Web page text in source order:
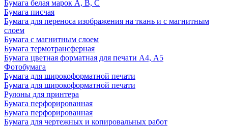
Бумага белая марок А, В, С
Бумага писчая
Бумага для переноса изображения на ткань и с магнитным
слоем
Бумага с магнитным слоем
Бумага термотрансферная
Бумага цветная форматная для печати А4, А5
Фотобумага
Бумага для широкоформатной печати
Бумага для широкоформатной печати
Рулоны для принтера
Бумага перфорированная
Бумага перфорированная
Бумага для чертежных и копировальных работ